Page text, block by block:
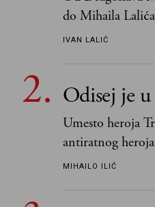
do Mihaila
IVAN LALIĆ
Odisej je
Umesto heroja
antiratnog
učeći na njima,
MIHAILO ILIĆ